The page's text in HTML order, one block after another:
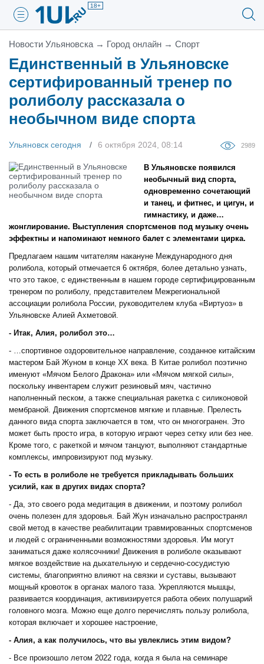
18+
Новости Ульяновска → Город онлайн → Спорт
Единственный в Ульяновске
сертифированный тренер по
ролиболу рассказала о
необычном виде спорта
Ульяновск сегодня 6 октября 2024, 08:14 2989
В Ульяновске появился
необычный вид спорта,
одновременно сочетающий
и танец, и фитнес, и цигун, и
гимнастику, и даже…
жонглирование. Выступления спортсменов под музыку очень
эффектны и напоминают немного балет с элементами цирка.
Предлагаем нашим читателям накануне Международного дня
ролибола, который отмечается 6 октября, более детально узнать,
что это такое, с единственным в нашем городе сертифицированным
тренером по ролиболу, представителем Межрегиональной
ассоциации ролибола России, руководителем клуба «Виртуоз» в
Ульяновске Алией Ахметовой.
- Итак, Алия, ролибол это…
- …спортивное оздоровительное направление, созданное китайским
мастером Бай Жуном в конце ХХ века. В Китае ролибол поэтично
именуют «Мячом Белого Дракона» или «Мячом мягкой силы»,
поскольку инвентарем служит резиновый мяч, частично
наполненный песком, а также специальная ракетка с силиконовой
мембраной. Движения спортсменов мягкие и плавные. Прелесть
данного вида спорта заключается в том, что он многогранен. Это
может быть просто игра, в которую играют через сетку или без нее.
Кроме того, с ракеткой и мячом танцуют, выполняют стандартные
комплексы, импровизируют под музыку.
- То есть в ролиболе не требуется прикладывать больших
усилий, как в других видах спорта?
- Да, это своего рода медитация в движении, и поэтому ролибол
очень полезен для здоровья. Бай Жун изначально распространял
свой метод в качестве реабилитации травмированных спортсменов
и людей с ограниченными возможностями здоровья. Им могут
заниматься даже колясочники! Движения в ролиболе оказывают
мягкое воздействие на дыхательную и сердечно-сосудистую
системы, благоприятно влияют на связки и суставы, вызывают
мощный кровоток в органах малого таза. Укрепляются мышцы,
развивается координация, активизируется работа обеих полушарий
головного мозга. Можно еще долго перечислять пользу ролибола,
которая включает и хорошее настроение,
- Алия, а как получилось, что вы увлеклись этим видом?
- Все произошло летом 2022 года, когда я была на семинаре